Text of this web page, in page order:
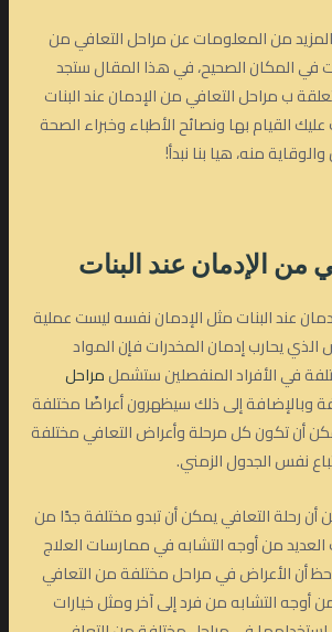
من المعلومات عن مراحل التعافي من
في المكان الصحيح، في هذا المقال ستجد
ب مراحل التعافي من الإدمان عند البنات
القيام بها ونصائح الأطباء وخبراء الصحة
منه، هيا بنا نبدأ!
من الإدمان عند البنات
عند البنات مثل الإدمان نفسه ليست عملية
يحارب إدمان المخدرات فإن المواد
في الأفراد المنفصلين ستشملمراحل
وبالإضافة إلى ذلك سيظهرون أعراضًا مختلفة
أن تكون كل مرحلة وأعراض التعافي مختلفة
نفس الجدول الزمني.
رحلة التعافي يمكن أن تبدو مختلفة جدًا من
من أوجه التشابه في ممارسات العلاج
أن الأعراض في مراحل مختلفة من التعافي
أوجه التشابه من فرد إلى آخر ومثل خيارات